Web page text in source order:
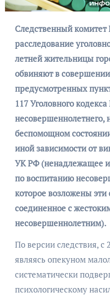
Следственный комитет России завершил
расследование
летней жительницы
обвиняют в
предусмотренных
117 Уголовного
несовершеннолетнего,
беспомощном
иной зависимости от
УК РФ (ненадлежащее
по воспитанию
которое возложены эти
соединенное с
несовершеннолетним).
По версии следствия, с
являясь опекуном
систематически
психологическому